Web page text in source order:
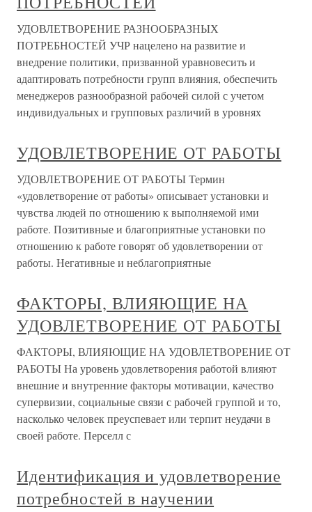
УДОВЛЕТВОРЕНИЕ РАЗНООБРАЗНЫХ
ПОТРЕБНОСТЕЙ УЧР нацелено на развитие и
внедрение политики, призванной уравновесить и
адаптировать потребности групп влияния, обеспечить
менеджеров разнообразной рабочей силой с учетом
индивидуальных и групповых различий в уровнях
УДОВЛЕТВОРЕНИЕ ОТ РАБОТЫ
УДОВЛЕТВОРЕНИЕ ОТ РАБОТЫ Термин
«удовлетворение от работы» описывает установки и
чувства людей по отношению к выполняемой ими
работе. Позитивные и благоприятные установки по
отношению к работе говорят об удовлетворении от
работы. Негативные и неблагоприятные
ФАКТОРЫ, ВЛИЯЮЩИЕ НА
УДОВЛЕТВОРЕНИЕ ОТ РАБОТЫ
ФАКТОРЫ, ВЛИЯЮЩИЕ НА УДОВЛЕТВОРЕНИЕ ОТ
РАБОТЫ На уровень удовлетворения работой влияют
внешние и внутренние факторы мотивации, качество
супервизии, социальные связи с рабочей группой и то,
насколько человек преуспевает или терпит неудачи в
своей работе. Перселл с
Идентификация и удовлетворение
потребностей в научении